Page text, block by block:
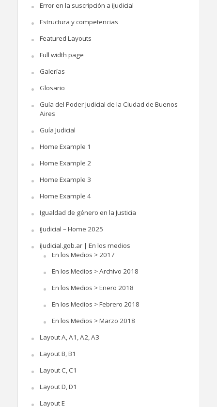
Error en la suscripción a iJudicial
Estructura y competencias
Featured Layouts
Full width page
Galerías
Glosario
Guía del Poder Judicial de la Ciudad de Buenos
Aires
Guía Judicial
Home Example 1
Home Example 2
Home Example 3
Home Example 4
Igualdad de género en la Justicia
iJudicial – Home 2025
iJudicial.gob.ar | En los medios
En los Medios > 2017
En los Medios > Archivo 2018
En los Medios > Enero 2018
En los Medios > Febrero 2018
En los Medios > Marzo 2018
Layout A, A1, A2, A3
Layout B, B1
Layout C, C1
Layout D, D1
Layout E